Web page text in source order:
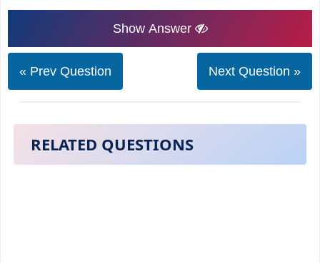
Show Answer
« Prev Question Next Question »
RELATED QUESTIONS